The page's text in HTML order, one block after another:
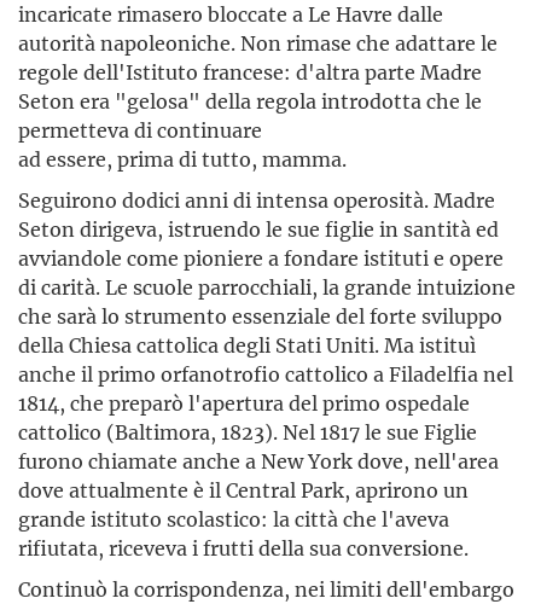
incaricate rimasero bloccate a Le Havre dalle
autorità napoleoniche. Non rimase che adat­tare le
regole dell'Istituto francese: d'altra parte Madre
Seton era "gelosa" della regola introdotta che le
permetteva di continuare
ad essere, prima di tutto, mamma.
Seguirono dodici anni di intensa operosità. Madre
Seton dirigeva, istruendo le sue figlie in santità ed
avviandole come pioniere a fondare istituti e opere
di carità. Le scuole parrocchiali, la grande intuizione
che sarà lo stru­mento essenziale del forte sviluppo
della Chiesa cattolica degli Stati Uniti. Ma istituì
anche il primo orfanotrofio cattolico a Filadelfia nel
1814, che preparò l'apertura del primo ospedale
cattolico (Baltimora, 1823). Nel 1817 le sue Figlie
furono chiamate anche a New York dove, nell'area
dove attualmente è il Central Park, aprirono un
grande istituto scolastico: la città che l'aveva
rifiutata, riceveva i frutti della sua conversione.
Continuò la corrispondenza, nei limiti dell'embargo